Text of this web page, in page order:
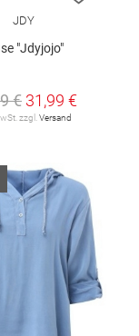
JDY
"Jdyjojo"
€ 31,99 €
zzgl. Versand